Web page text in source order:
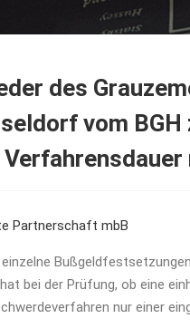
des
vom
Partnerschaft mbB
einzelne
bei der Prüfung, ob eine
nur einer